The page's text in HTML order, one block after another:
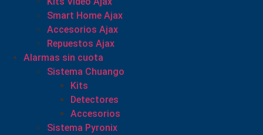
Smart Home Ajax
Accesorios Ajax
Repuestos Ajax
Alarmas sin cuota
Sistema Chuango
Kits
Detectores
Accesorios
Sistema Pyronix